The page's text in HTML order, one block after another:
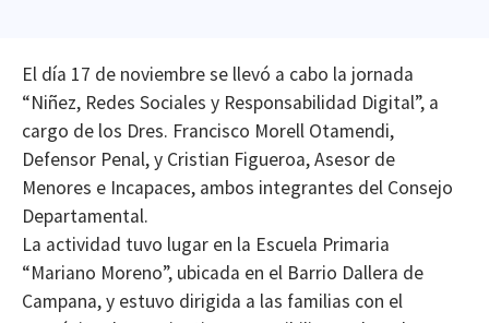
El día 17 de noviembre se llevó a cabo la jornada
“Niñez, Redes Sociales y Responsabilidad Digital”, a
cargo de los Dres. Francisco Morell Otamendi,
Defensor Penal, y Cristian Figueroa, Asesor de
Menores e Incapaces, ambos integrantes del Consejo
Departamental.
La actividad tuvo lugar en la Escuela Primaria
“Mariano Moreno”, ubicada en el Barrio Dallera de
Campana, y estuvo dirigida a las familias con el